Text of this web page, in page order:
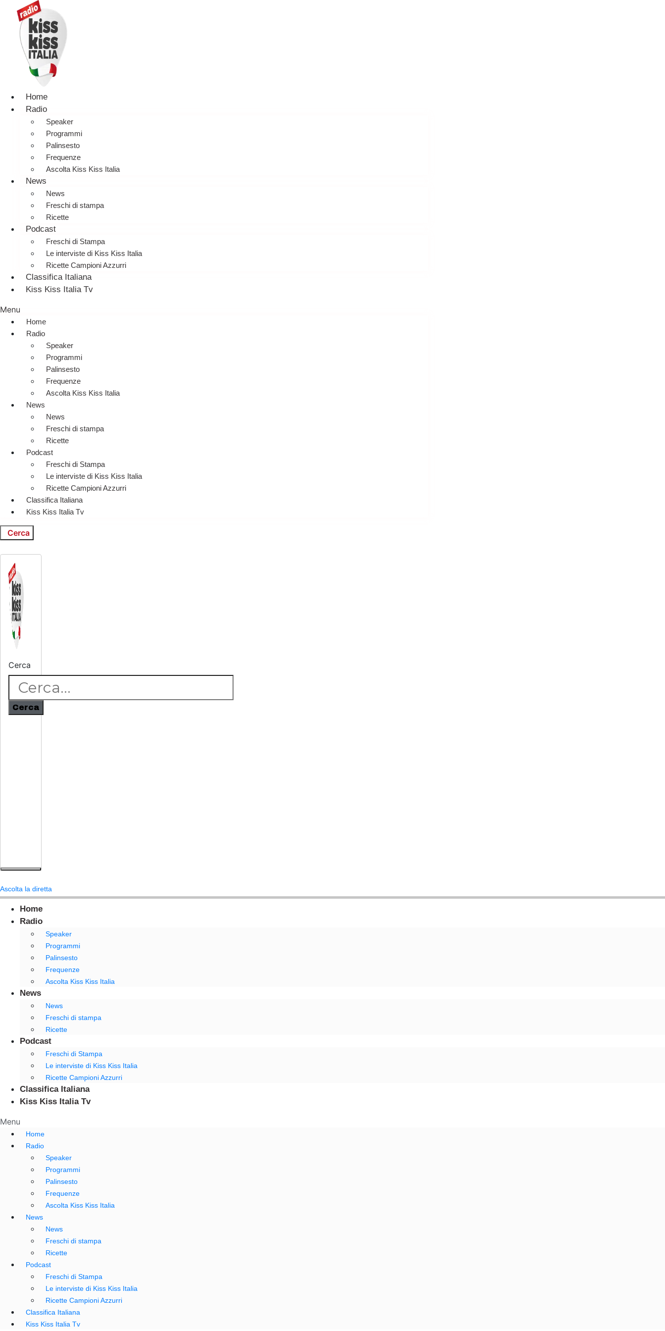
Home
Radio
Speaker
Programmi
Palinsesto
Frequenze
Ascolta Kiss Kiss Italia
News
News
Freschi di stampa
Ricette
Podcast
Freschi di Stampa
Le interviste di Kiss Kiss Italia
Ricette Campioni Azzurri
Classifica Italiana
Kiss Kiss Italia Tv
Menu
Home
Radio
Speaker
Programmi
Palinsesto
Frequenze
Ascolta Kiss Kiss Italia
News
News
Freschi di stampa
Ricette
Podcast
Freschi di Stampa
Le interviste di Kiss Kiss Italia
Ricette Campioni Azzurri
Classifica Italiana
Kiss Kiss Italia Tv
Cerca
Cerca
Cerca
Ascolta la diretta
Home
Radio
Speaker
Programmi
Palinsesto
Frequenze
Ascolta Kiss Kiss Italia
News
News
Freschi di stampa
Ricette
Podcast
Freschi di Stampa
Le interviste di Kiss Kiss Italia
Ricette Campioni Azzurri
Classifica Italiana
Kiss Kiss Italia Tv
Menu
Home
Radio
Speaker
Programmi
Palinsesto
Frequenze
Ascolta Kiss Kiss Italia
News
News
Freschi di stampa
Ricette
Podcast
Freschi di Stampa
Le interviste di Kiss Kiss Italia
Ricette Campioni Azzurri
Classifica Italiana
Kiss Kiss Italia Tv